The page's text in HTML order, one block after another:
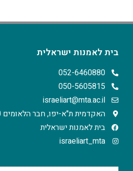
בית לאמנות ישראלית
052-6460880
050-5605815
israeliart@mta.ac.il
האקדמית ת"א-יפו, חבר הלאומים 10 תל אביב
בית לאמנות ישראלית
israeliart_mta